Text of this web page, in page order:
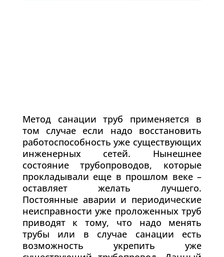
Метод санации труб применяется в
том случае если надо восстановить
работоспособность уже существующих
инженерных сетей. Нынешнее
состояние трубопроводов, которые
прокладывали еще в прошлом веке –
оставляет желать лучшего.
Постоянные аварии и периодические
неисправности уже проложенных труб
приводят к тому, что надо менять
трубы или в случае санации есть
возможность укрепить уже